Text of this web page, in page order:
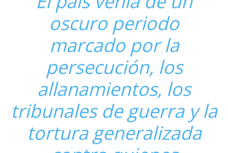
oscuro periodo
marcado por la
persecución, los
allanamientos, los
tribunales de guerra y la
tortura generalizada